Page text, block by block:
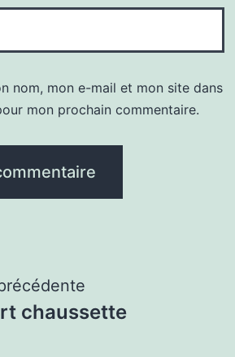
nom, mon e-mail et mon site dans
mon prochain commentaire.
chaussette